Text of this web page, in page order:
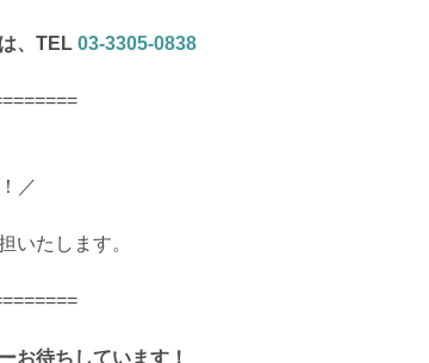
、TEL 03-3305-0838
／
いたします。
お待ちしています！